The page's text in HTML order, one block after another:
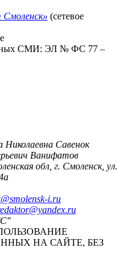
(сетевое
СМИ: ЭЛ № ФС 77 –
Николаевна Савенок
Ванифатов
обл, г. Смоленск, ул.
i.ru
НА САЙТЕ, БЕЗ